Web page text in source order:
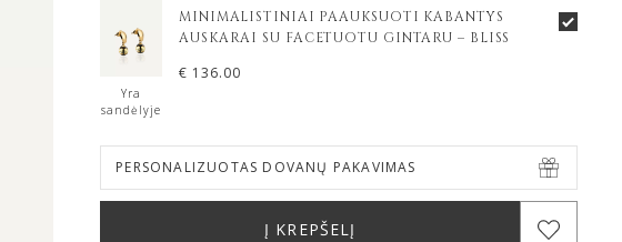
Yra
sandėlyje
MINIMALISTINIAI PAAUKSUOTI KABANTYS
AUSKARAI SU FACETUOTU GINTARU – BLISS
€ 136.00
PERSONALIZUOTAS DOVANŲ PAKAVIMAS
Į KREPŠELĮ